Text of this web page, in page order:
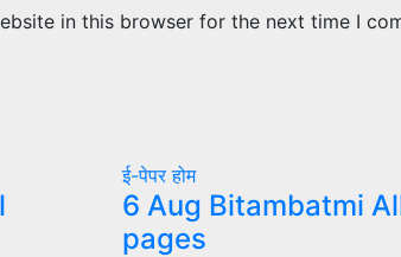
in this browser for the next time I
ई-पेपरहोम
6 Aug Bitambatmi
pages